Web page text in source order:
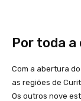
Por toda a
Com a abertura
as regiões de
Os outros nove